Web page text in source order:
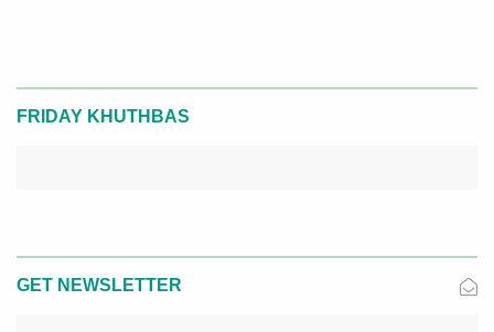
FRIDAY KHUTHBAS
GET NEWSLETTER